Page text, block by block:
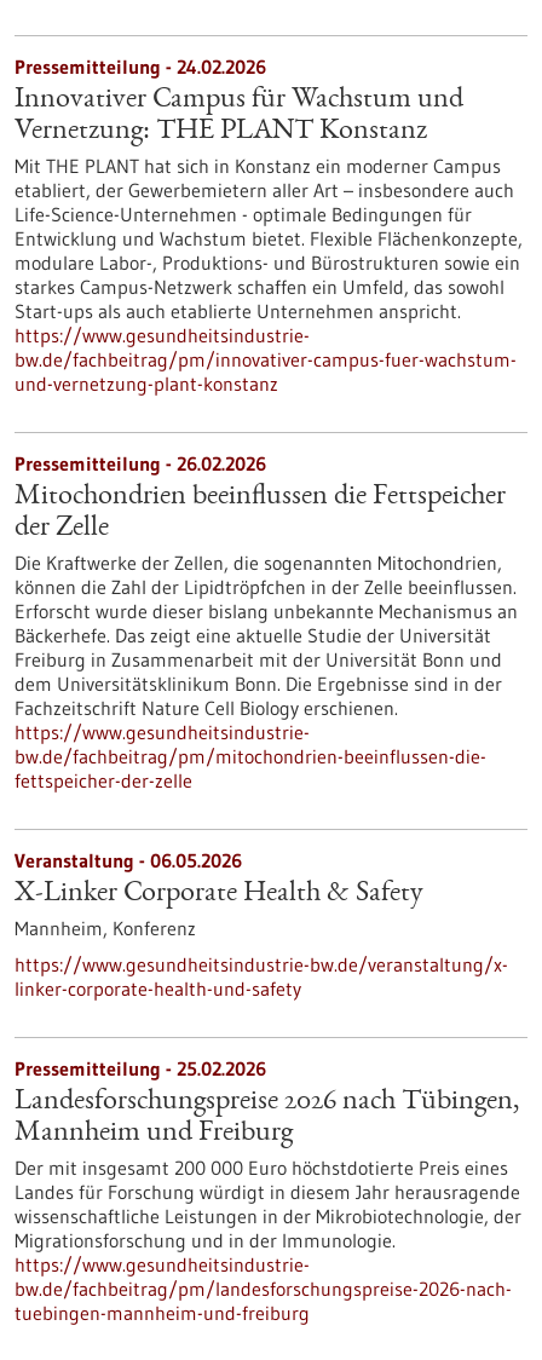
Pressemitteilung - 24.02.2026
Innovativer Campus für Wachstum und
Vernetzung: THE PLANT Konstanz
Mit THE PLANT hat sich in Konstanz ein moderner Campus
etabliert, der Gewerbemietern aller Art – insbesondere auch
Life-Science-Unternehmen - optimale Bedingungen für
Entwicklung und Wachstum bietet. Flexible Flächenkonzepte,
modulare Labor-, Produktions- und Bürostrukturen sowie ein
starkes Campus-Netzwerk schaffen ein Umfeld, das sowohl
Start-ups als auch etablierte Unternehmen anspricht.
https://www.gesundheitsindustrie-
bw.de/fachbeitrag/pm/innovativer-campus-fuer-wachstum-
und-vernetzung-plant-konstanz
Pressemitteilung - 26.02.2026
Mitochondrien beeinflussen die Fettspeicher
der Zelle
Die Kraftwerke der Zellen, die sogenannten Mitochondrien,
können die Zahl der Lipidtröpfchen in der Zelle beeinflussen.
Erforscht wurde dieser bislang unbekannte Mechanismus an
Bäckerhefe. Das zeigt eine aktuelle Studie der Universität
Freiburg in Zusammenarbeit mit der Universität Bonn und
dem Universitätsklinikum Bonn. Die Ergebnisse sind in der
Fachzeitschrift Nature Cell Biology erschienen.
https://www.gesundheitsindustrie-
bw.de/fachbeitrag/pm/mitochondrien-beeinflussen-die-
fettspeicher-der-zelle
Veranstaltung - 06.05.2026
X-Linker Corporate Health & Safety
Mannheim, Konferenz
https://www.gesundheitsindustrie-bw.de/veranstaltung/x-
linker-corporate-health-und-safety
Pressemitteilung - 25.02.2026
Landesforschungspreise 2026 nach Tübingen,
Mannheim und Freiburg
Der mit insgesamt 200 000 Euro höchstdotierte Preis eines
Landes für Forschung würdigt in diesem Jahr herausragende
wissenschaftliche Leistungen in der Mikrobiotechnologie, der
Migrationsforschung und in der Immunologie.
https://www.gesundheitsindustrie-
bw.de/fachbeitrag/pm/landesforschungspreise-2026-nach-
tuebingen-mannheim-und-freiburg